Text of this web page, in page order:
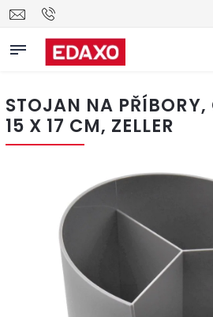
STOJAN NA
15 X 17 CM, ZELLER